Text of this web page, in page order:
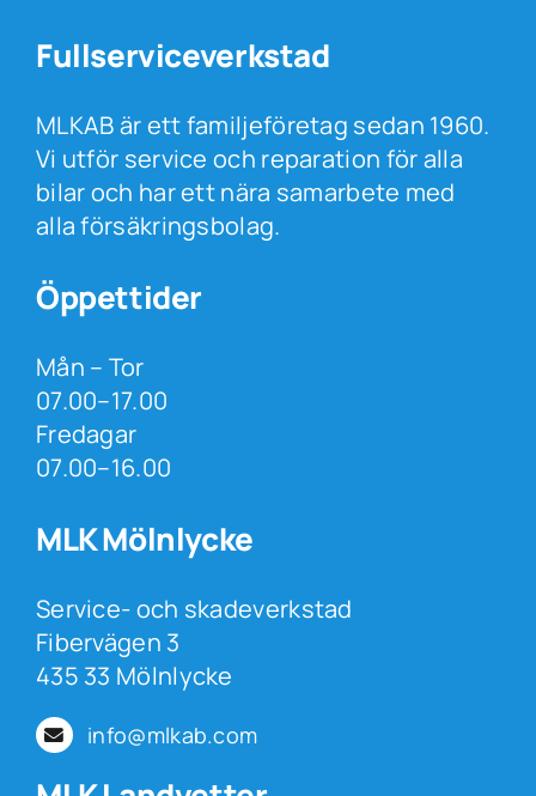
Fullserviceverkstad
MLKAB är ett familjeföretag sedan 1960.
Vi utför service och reparation för alla
bilar och har ett nära samarbete med
alla försäkringsbolag.
Öppettider
Mån – Tor
07.00–17.00
Fredagar
07.00–16.00
MLK Mölnlycke
Service- och skadeverkstad
Fibervägen 3
435 33 Mölnlycke
info@mlkab.com